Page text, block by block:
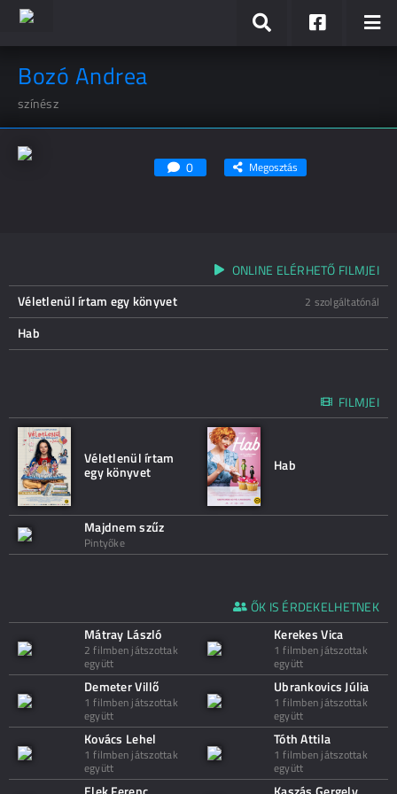
Bozó Andrea
színész
0 Megosztás
ONLINE ELÉRHETŐ FILMJEI
Véletlenül írtam egy könyvet
2 szolgáltatónál
Hab
FILMJEI
Véletlenül írtam
egy könyvet Hab
Majdnem szűz
Pintyőke
ŐK IS ÉRDEKELHETNEK
Mátray László
2 filmben játszottak
együtt
Kerekes Vica
1 filmben játszottak
együtt
Demeter Villő
1 filmben játszottak
együtt
Ubrankovics Júlia
1 filmben játszottak
együtt
Kovács Lehel
1 filmben játszottak
együtt
Tóth Attila
1 filmben játszottak
együtt